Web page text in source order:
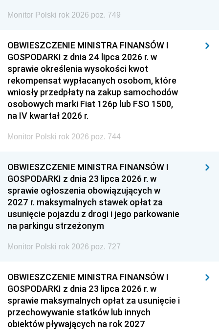
Monitor Polski rok 2026 poz. 749
OBWIESZCZENIE MINISTRA FINANSÓW I
GOSPODARKI z dnia 24 lipca 2026 r. w
sprawie określenia wysokości kwot
rekompensat wypłacanych osobom, które
wniosły przedpłaty na zakup samochodów
osobowych marki Fiat 126p lub FSO 1500,
na IV kwartał 2026 r.
Monitor Polski rok 2026 poz. 744
OBWIESZCZENIE MINISTRA FINANSÓW I
GOSPODARKI z dnia 23 lipca 2026 r. w
sprawie ogłoszenia obowiązujących w
2027 r. maksymalnych stawek opłat za
usunięcie pojazdu z drogi i jego parkowanie
na parkingu strzeżonym
Monitor Polski rok 2026 poz. 727
OBWIESZCZENIE MINISTRA FINANSÓW I
GOSPODARKI z dnia 23 lipca 2026 r. w
sprawie maksymalnych opłat za usunięcie i
przechowywanie statków lub innych
obiektów pływających na rok 2027